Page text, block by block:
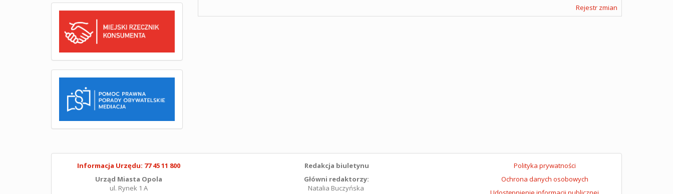
Rejestr zmian
Informacja Urzędu: 77 45 11 800
Urząd Miasta Opola
ul. Rynek 1 A
Redakcja biuletynu
Główni redaktorzy:
Natalia Buczyńska
Polityka prywatności
Ochrona danych osobowych